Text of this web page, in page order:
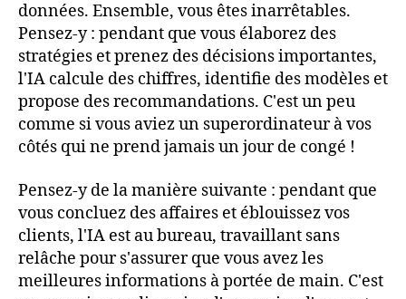
données. Ensemble, vous êtes inarrêtables.
Pensez-y : pendant que vous élaborez des
stratégies et prenez des décisions importantes,
l'IA calcule des chiffres, identifie des modèles et
propose des recommandations. C'est un peu
comme si vous aviez un superordinateur à vos
côtés qui ne prend jamais un jour de congé !
Pensez-y de la manière suivante : pendant que
vous concluez des affaires et éblouissez vos
clients, l'IA est au bureau, travaillant sans
relâche pour s'assurer que vous avez les
meilleures informations à portée de main. C'est